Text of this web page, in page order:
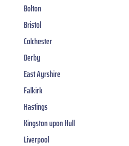
Bolton
Bristol
Colchester
Derby
East Ayrshire
Falkirk
Hastings
Kingston upon Hull
Liverpool